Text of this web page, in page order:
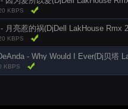
KBPS
月亮惹的祸(DjDell LakHouse Rmx
KBPS
KBPS